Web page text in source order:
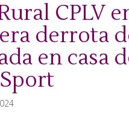
CPLV
derrota
en casa